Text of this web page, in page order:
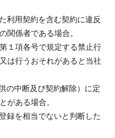
利用契約を含む契約に違反
関係者である場合。
１項各号で規定する禁止行
は行うおそれがあると当社
の中断及び契約解除）に定
がある場合。
録を相当でないと判断した